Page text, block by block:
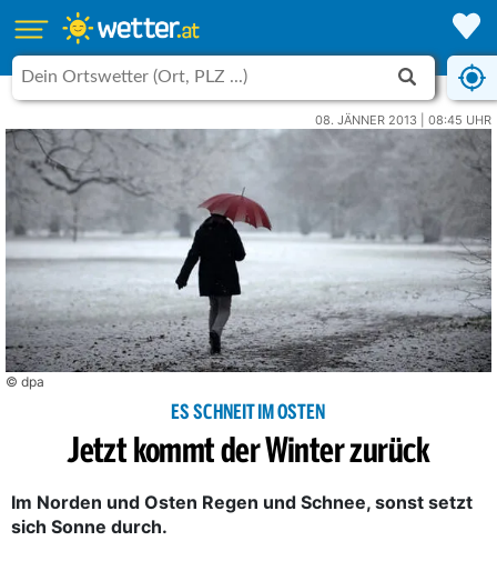
08. JÄNNER 2013 | 08:45 UHR
© dpa
ES SCHNEIT IM OSTEN
Jetzt kommt der Winter zurück
Im Norden und Osten Regen und Schnee, sonst setzt
sich Sonne durch.